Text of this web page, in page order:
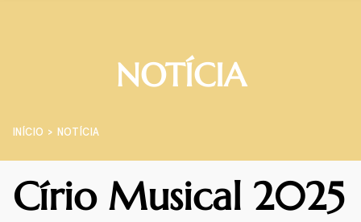
NOTÍCIA
INÍCIO NOTÍCIA
Círio Musical 2025